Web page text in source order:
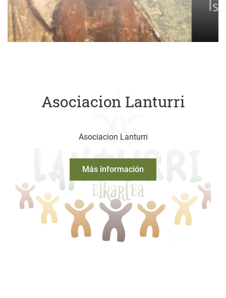
Asociacion Lanturri
Asociacion Lanturri
Más información